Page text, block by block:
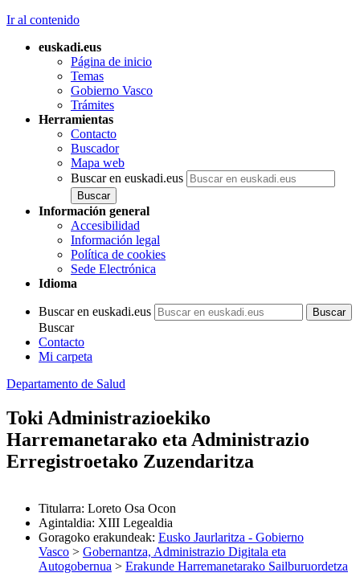
Ir al contenido
euskadi.eus
Página de inicio
Temas
Gobierno Vasco
Trámites
Herramientas
Contacto
Buscador
Mapa web
Buscar en euskadi.eus
Información general
Accesibilidad
Información legal
Política de cookies
Sede Electrónica
Idioma
Buscar en euskadi.eus
Buscar
Contacto
Mi carpeta
Departamento de Salud
Toki Administrazioekiko
Harremanetarako eta Administrazio
Erregistroetako Zuzendaritza
Titularra: Loreto Osa Ocon
Agintaldia: XIII Legealdia
Goragoko erakundeak: Eusko Jaurlaritza - Gobierno
Vasco > Gobernantza, Administrazio Digitala eta
Autogobernua > Erakunde Harremanetarako Sailburuordetza